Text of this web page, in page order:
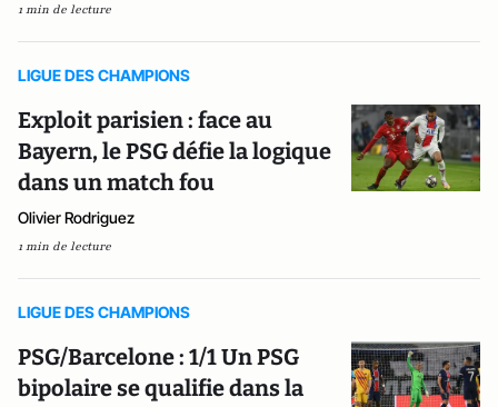
1 min de lecture
LIGUE DES CHAMPIONS
Exploit parisien : face au
Bayern, le PSG défie la logique
dans un match fou
Olivier Rodriguez
1 min de lecture
LIGUE DES CHAMPIONS
PSG/Barcelone : 1/1 Un PSG
bipolaire se qualifie dans la